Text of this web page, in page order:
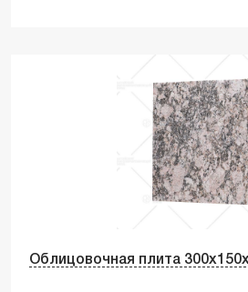
Облицовочная плита